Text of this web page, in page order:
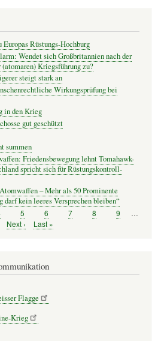
Rüstungs-Hochburg
Wendet sich Großbritannien nach der
Kriegsführung zu?
steigt stark an
Wirkungsprüfung bei
in den Krieg
gut geschützt
summen
Friedensbewegung lehnt Tomahawk-
spricht sich für Rüstungskontroll-
– Mehr als 50 Prominente
darf kein leeres Versprechen bleiben“
Seite
5 Seite
6 Seite
7 Seite
8 Seite
9
…
Nächste
Next ›
Letzte
Last »
Flagge
Krieg